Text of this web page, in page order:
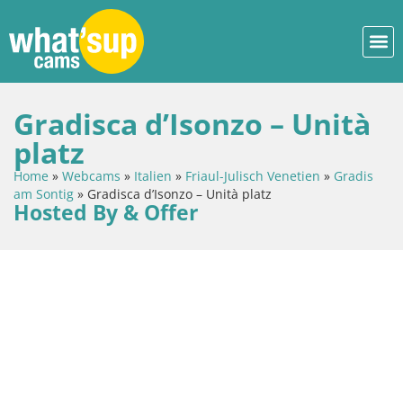
Gradisca d’Isonzo – Unità
platz
Home » Webcams » Italien » Friaul-Julisch Venetien » Gradis
am Sontig » Gradisca d’Isonzo – Unità platz
Hosted By & Offer